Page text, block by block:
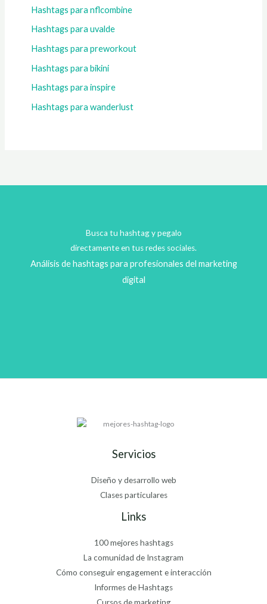
Hashtags para nflcombine
Hashtags para uvalde
Hashtags para preworkout
Hashtags para bikini
Hashtags para inspire
Hashtags para wanderlust
Busca tu hashtag y pegalo
directamente en tus redes sociales.
Análisis de hashtags para profesionales del marketing
digital
Servicios
Diseño y desarrollo web
Clases particulares
Links
100 mejores hashtags
La comunidad de Instagram
Cómo conseguir engagement e interacción
Informes de Hashtags